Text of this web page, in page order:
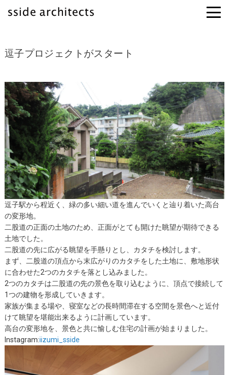
逗子プロジェクトがスタート
逗子駅から程近く、緑の多い細い道を進んでいくと辿り着いた高台
の変形地。
二股道の正面の土地のため、正面がとても開けた眺望が期待できる
土地でした。
二股道の先に広がる眺望を手懸りとし、カタチを検討します。
まず、二股道の頂点から末広がりのカタチをした土地に、敷地形状
に合わせた2つのカタチを落とし込みました。
2つのカタチは二股道の先の景色を取り込むように、頂点で接続して
1つの建物を形成していきます。
家族が集まる場や、寝室などの長時間滞在する空間を景色へと近付
けて眺望を堪能出来るように計画しています。
高台の変形地を、景色と共に愉しむ住宅の計画が始まりました。
Instagram:iizumi_sside